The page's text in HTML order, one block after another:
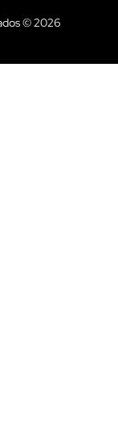
© 2026